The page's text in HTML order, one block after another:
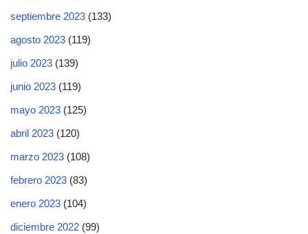
septiembre 2023 (133)
agosto 2023 (119)
julio 2023 (139)
junio 2023 (119)
mayo 2023 (125)
abril 2023 (120)
marzo 2023 (108)
febrero 2023 (83)
enero 2023 (104)
diciembre 2022 (99)